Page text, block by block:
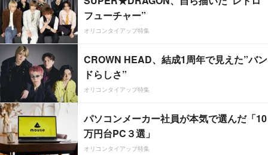
フューチャー”
オリコンタイアップ特集
CROWN HEAD、結成1周年で見えた”バン
ドらしさ”
オリコンタイアップ特集
パソコンメーカー社員が本気で選んだ「10
万円台PC３選」
オリコンタイアップ特集